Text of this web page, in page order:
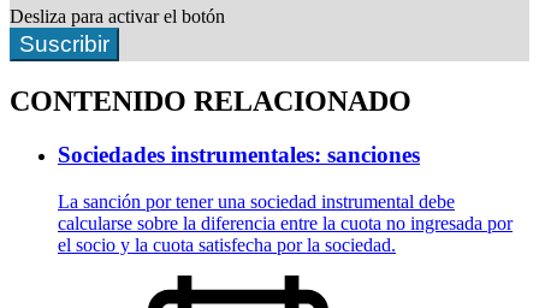
Desliza para activar el botón
Suscribir
CONTENIDO RELACIONADO
Sociedades instrumentales: sanciones
La sanción por tener una sociedad instrumental debe
calcularse sobre la diferencia entre la cuota no ingresada por
el socio y la cuota satisfecha por la sociedad.